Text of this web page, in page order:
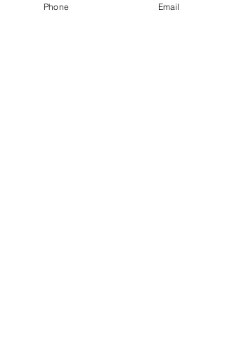
Phone Email